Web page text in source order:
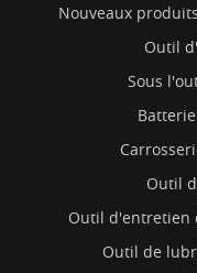
Nouveaux
Outil
Sous
Outil
Outil d'entretien
Outil de